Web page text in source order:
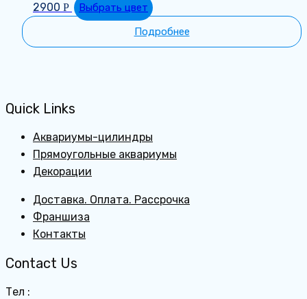
2900 Р
Выбрать цвет
Подробнее
Quick Links
Аквариумы-цилиндры
Прямоугольные аквариумы
Декорации
Доставка. Оплата. Рассрочка
Франшиза
Контакты
Contact Us
Тел :